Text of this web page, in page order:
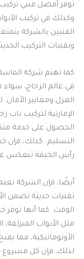
توفر أفضل فنيي
وكذلك في تركيب
الفنيين بالشركة
وتقنيات التركيب
كما تهتم شركة الماسة
في عالم الزجاج،
العزل ومعايير
الإمارتية لتركيب
الحصول على خدمة
التسليم. كذلك، فإن
رأس الخيمة تنعكس
أيضًا، فإن الشركة
تقنيات حديثة تضمن
الوقت. كما أنها توفر
مثل الأبواب المنزلقة،
الأوتوماتيكية، مما
لذلك، فإن كل مشروع